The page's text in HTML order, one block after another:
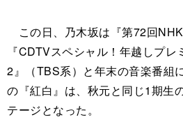
この日、乃木坂は『第72回NHK
『CDTVスペシャル！年越しプ
2』（TBS系）と年末の音楽番組
の『紅白』は、秋元と同じ1期生
テージとなった。